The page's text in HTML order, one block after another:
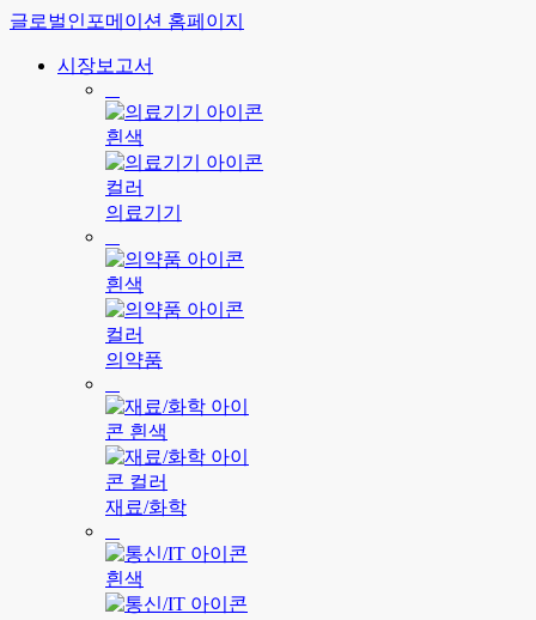
글로벌인포메이션 홈페이지
시장보고서
의료기기
의약품
재료/화학